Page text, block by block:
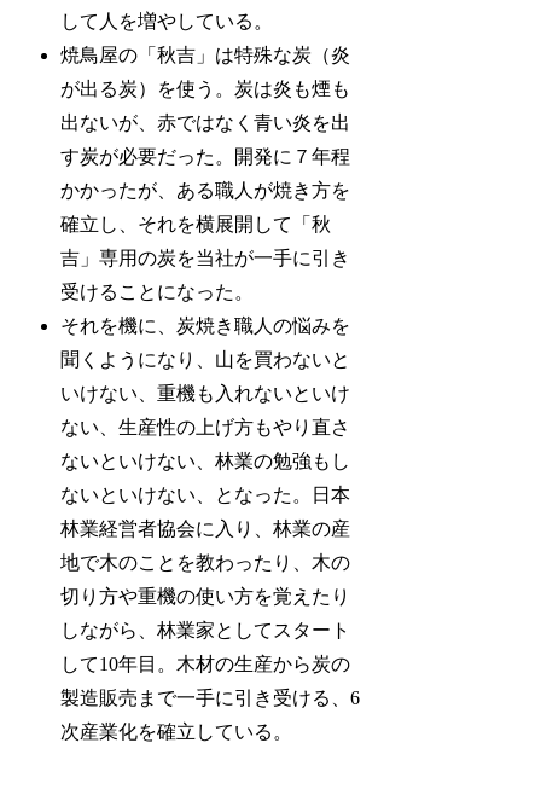
して人を増やしている。
焼鳥屋の「秋吉」は特殊な炭（炎
が出る炭）を使う。炭は炎も煙も
出ないが、赤ではなく青い炎を出
す炭が必要だった。開発に７年程
かかったが、ある職人が焼き方を
確立し、それを横展開して「秋
吉」専用の炭を当社が一手に引き
受けることになった。
それを機に、炭焼き職人の悩みを
聞くようになり、山を買わないと
いけない、重機も入れないといけ
ない、生産性の上げ方もやり直さ
ないといけない、林業の勉強もし
ないといけない、となった。日本
林業経営者協会に入り、林業の産
地で木のことを教わったり、木の
切り方や重機の使い方を覚えたり
しながら、林業家としてスタート
して10年目。木材の生産から炭の
製造販売まで一手に引き受ける、6
次産業化を確立している。